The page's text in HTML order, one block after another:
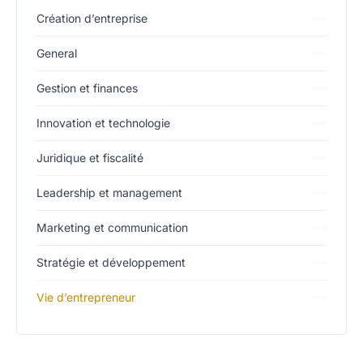
Création d’entreprise
General
Gestion et finances
Innovation et technologie
Juridique et fiscalité
Leadership et management
Marketing et communication
Stratégie et développement
Vie d’entrepreneur